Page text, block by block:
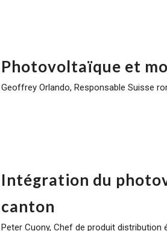
Photovoltaïque et
Geoffrey Orlando, Responsable Suisse
Intégration du
canton
Peter Cuony, Chef de produit distribution